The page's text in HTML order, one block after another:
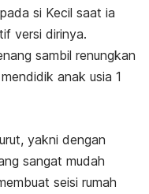
si Kecil saat ia
versi dirinya.
sambil renungkan
anak usia 1
yakni dengan
sangat mudah
seisi rumah